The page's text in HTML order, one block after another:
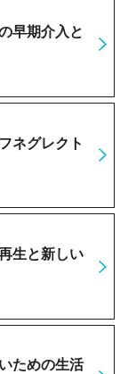
早期介入と
ネグレクト
生と新しい
ための生活